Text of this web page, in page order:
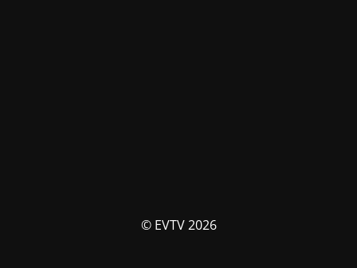
© EVTV 2026